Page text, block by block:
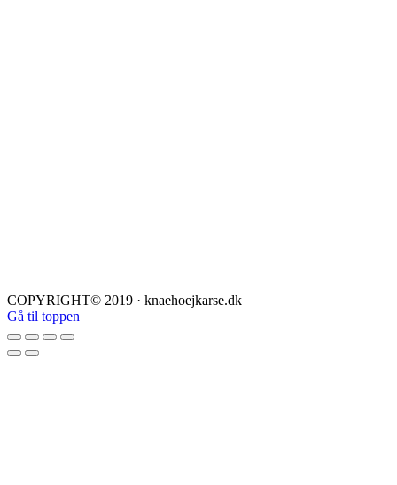
COPYRIGHT© 2019 · knaehoejkarse.dk
Gå til toppen